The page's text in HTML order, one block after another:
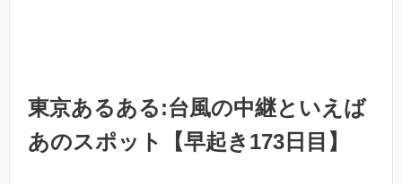
東京あるある:台風の中継といえば
あのスポット【早起き173日目】